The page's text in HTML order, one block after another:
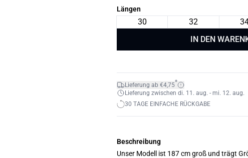
Längen
30 32
IN DEN
Lieferung ab €4,75*
Lieferung zwischen di. 11. aug. - mi. 12. aug.
30 TAGE EINFACHE RÜCKGABE
Beschreibung
Unser Modell ist 187 cm groß und trägt